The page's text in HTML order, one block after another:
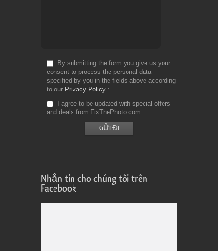
By submitting the form you give us your
consent to process the personal data
specified by you in the fields above according
to our Privacy Policy
I agree to be updated with special offers
and deals from FixThePhoto.com
Nhắn tin cho chúng tôi trên
Facebook